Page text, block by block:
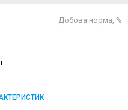
Добова норма, %